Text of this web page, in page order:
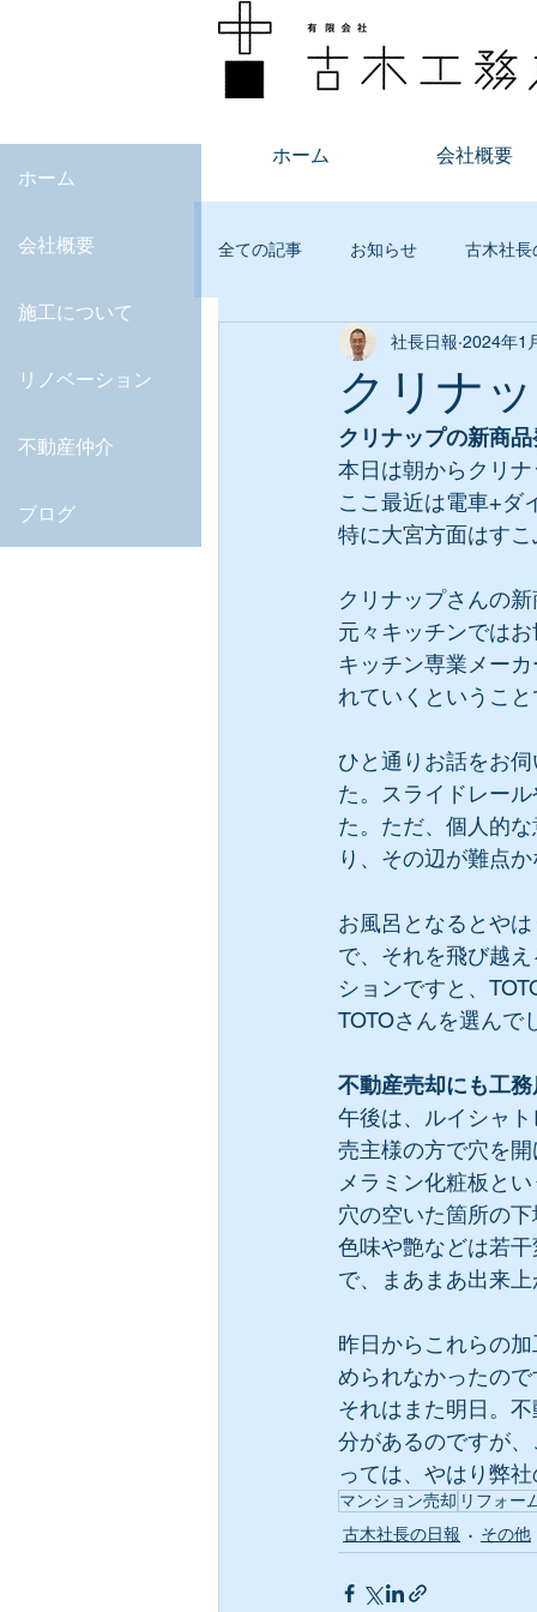
ホーム
会社概要
施工について
リノベーション
不動産仲介
ブログ
ホーム 会社概要
全ての記事 お知らせ 古木社長
オープンルーム
マンション査定
クリナ
社長日報 2024年1
クリナップの新商
本日は朝からクリ
ここ最近は電車+ダ
特に大宮方面はす
クリナップさんの
元々キッチンでは
キッチン専業メー
れていくというこ
ひと通りお話をお
た。スライドレー
た。ただ、個人的
り、その辺が難点
お風呂となるとや
で、それを飛び越
ションですと、
TOTOさんを選んで
不動産売却にも工
午後は、ルイシャ
売主様の方で穴を
メラミン化粧板と
穴の空いた箇所の
色味や艶などは若
で、まあまあ出来
昨日からこれらの
められなかったの
それはまた明日。
分があるのですが
っては、やはり弊
マンション売却 リフォー
古木社長の日報
その他